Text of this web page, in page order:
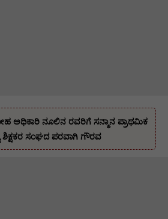
ಅಧಿಕಾರಿ ನೂಲಿನ ರವರಿಗೆ ಸನ್ಮಾನ ಪ್ರಾಥಮಿಕ
ಶಿಕ್ಷಕರ ಸಂಘದ ಪರವಾಗಿ ಗೌರವ